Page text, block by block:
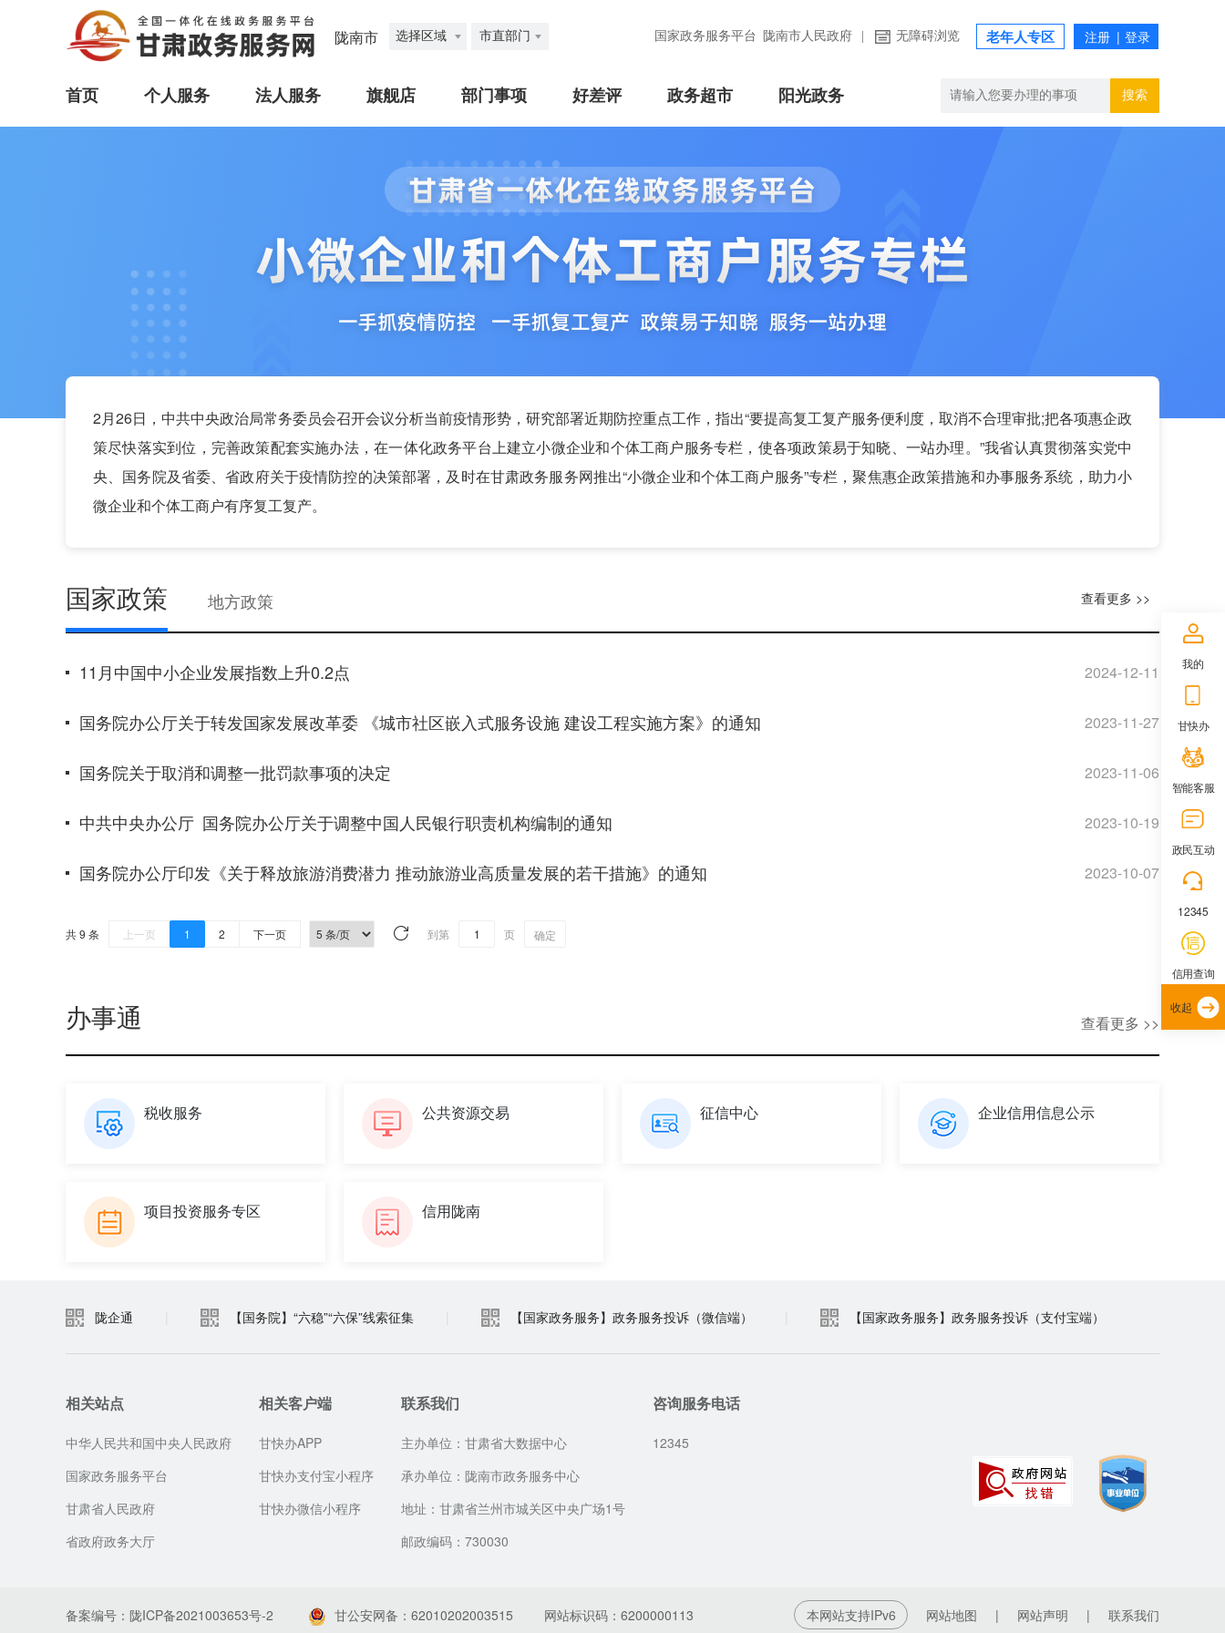
陇南市 选择区域 市直部门 国家政务服务平台 陇南市人民政府 无障碍浏览 老年人专区
首页 个人服务 法人服务 旗舰店 部门事项 好差评 政务超市 阳光政务 搜索
2月26日，中共中央政治局常务委员会召开会议分析当前疫情形势，研究部署近期防控重点工作，指出“要提高复工复产服务便利度，取消不合理审批;把各项惠企政
策尽快落实到位，完善政策配套实施办法，在一体化政务平台上建立小微企业和个体工商户服务专栏，使各项政策易于知晓、一站办理。”我省认真贯彻落实党中
央、国务院及省委、省政府关于疫情防控的决策部署，及时在甘肃政务服务网推出“小微企业和个体工商户服务”专栏，聚焦惠企政策措施和办事服务系统，助力小
微企业和个体工商户有序复工复产。
国家政策 地方政策
11月中国中小企业发展指数上升0.2点 2024-12-11
国务院办公厅关于转发国家发展改革委 《城市社区嵌入式服务设施 建设工程实施方案》的通知 2023-11-27
国务院关于取消和调整一批罚款事项的决定 2023-11-06
中共中央办公厅 国务院办公厅关于调整中国人民银行职责机构编制的通知 2023-10-19
国务院办公厅印发《关于释放旅游消费潜力 推动旅游业高质量发展的若干措施》的通知 2023-10-07
共 9 条 上一页 1 2 下一页 到第 页 确定
查看更多 >>
办事通 查看更多 >>
税收服务 公共资源交易 征信中心 企业信用信息公示
项目投资服务专区 信用陇南
陇企通 【国务院】“六稳”“六保”线索征集 【国家政务服务】政务服务投诉（微信端） 【国家政务服务】政务服务投诉（支付宝端）
相关站点
中华人民共和国中央人民政府
国家政务服务平台
甘肃省人民政府
省政府政务大厅
相关客户端
甘快办APP
甘快办支付宝小程序
甘快办微信小程序
联系我们
主办单位：甘肃省大数据中心
承办单位：陇南市政务服务中心
地址：甘肃省兰州市城关区中央广场1号
邮政编码：730030
咨询服务电话
12345
备案编号：陇ICP备2021003653号-2 甘公安网备：62010202003515 网站标识码：6200000113 本网站支持IPv6 网站地图 | 网站声明 | 联系我们
我的
甘快办
智能客服
政民互动
12345
信用查询
收起